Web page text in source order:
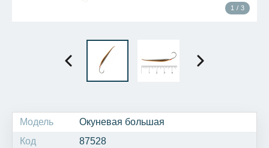
1 / 3
Модель
Окуневая большая
Код
87528